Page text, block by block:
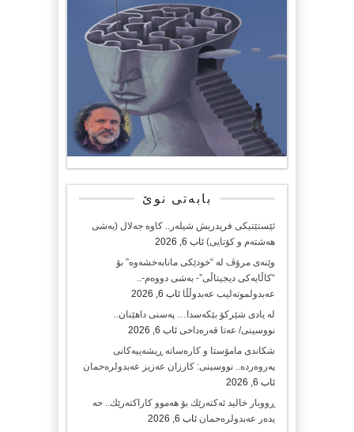
بابەتی نوێ
ئێستێتیکی فریدریش شیلەر.. کاوە جەلال (بەشی
هەشتەم و کۆتایی) ئاب 6, 2026
وێنەی مرۆڤ لە “خودێکی مانابەخشەوە” بۆ
“کاڵایەکی دیجیتاڵی”- بەشی دووەم-..
عەبدولموتەلیب عەبدوڵڵا ئاب 6, 2026
لە یادی شێرکۆ بێکەسدا… پەسنی داهێنان..
نووسینی/ عەتا قەرەداخی ئاب 6, 2026
شکاندی مامۆستا و کارەساتە ڕیشەییەکانی
پەروەردە.. نووسینی: کارزان عەزیز عەبدولرەحمان
ئاب 6, 2026
ڕووبار خالید ئەكتەرێك بۆ هەموو كاراكتەرێك.. حه
یدەر عەبدولرەحمان ئاب 6, 2026